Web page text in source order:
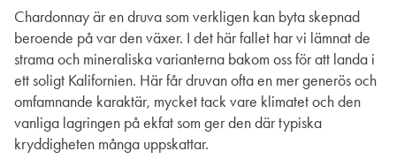
Chardonnay är en druva som verkligen kan byta skepnad
beroende på var den växer. I det här fallet har vi lämnat de
strama och mineraliska varianterna bakom oss för att landa i
ett soligt Kalifornien. Här får druvan ofta en mer generös och
omfamnande karaktär, mycket tack vare klimatet och den
vanliga lagringen på ekfat som ger den där typiska
kryddigheten många uppskattar.